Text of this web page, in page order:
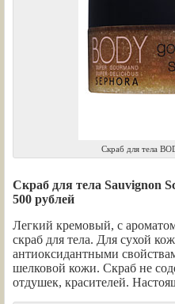
Скраб для тела
Скраб для тела Sauvignon
500 рублей
Легкий кремовый, с
скраб для тела. Для сухой
антиоксидантными
шелковой кожи. Скраб не
отдушек, красителей.